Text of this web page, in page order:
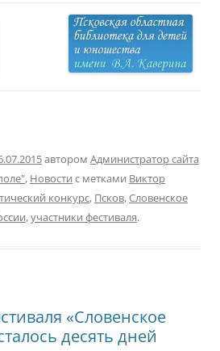
автором Администратор сайта
, Новости с метками Виктор
конкурс, Псков,Словенское
,участники фестиваля.
«Словенское
десять дней